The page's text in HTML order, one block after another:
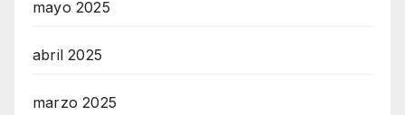
mayo 2025
abril 2025
marzo 2025